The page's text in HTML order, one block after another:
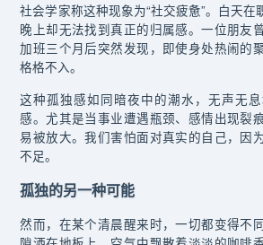
社会学家称这种现象为“社交疲惫”。白天在
晚上却无法找到真正的归属感。一位朋友
加班三个月后突然发现，即使身处热闹的
格格不入。
这种孤独感如同暗夜中的潮水，无声无
感。尤其是当事业遭遇瓶颈、感情出现裂
易被放大。我们害怕面对真实的自己，因
不足。
孤独的另一种可能
然而，在某个清晨醒来时，一切都变得不